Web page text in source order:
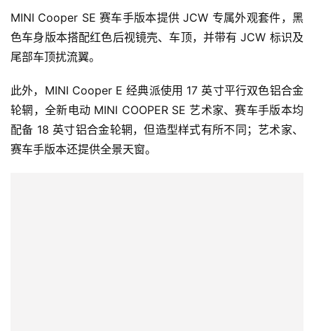
车
时
代
新
能
源
MINI Cooper SE 赛车手版本提供 JCW 专属外观套件，黑
色车身版本搭配红色后视镜壳、车顶，并带有 JCW 标识及
尾部车顶扰流翼。
此外，MINI Cooper E 经典派使用 17 英寸平行双色铝合金
轮辋，全新电动 MINI COOPER SE 艺术家、赛车手版本均
配备 18 英寸铝合金轮辋，但造型样式有所不同；艺术家、
赛车手版本还提供全景天窗。